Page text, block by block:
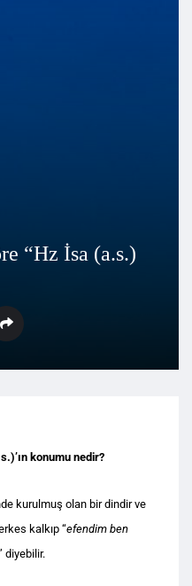
“Hz İsa (a.s.)
konumu nedir?
kurulmuş olan bir dindir ve
kalkıp “efendim ben
diyebilir.